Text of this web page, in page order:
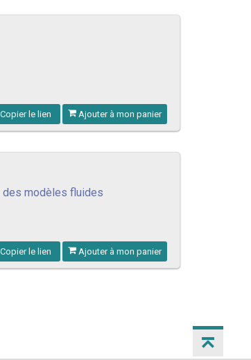
Copier le lien Ajouter à mon panier
des modèles fluides
Copier le lien Ajouter à mon panier